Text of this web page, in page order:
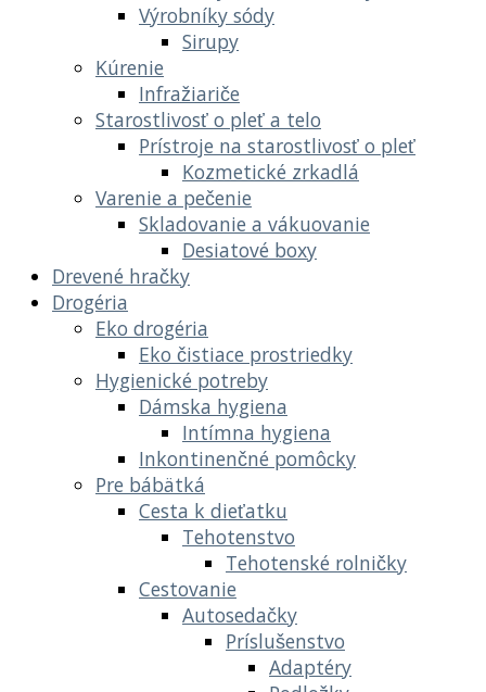
Výrobníky sódy
Sirupy
Kúrenie
Infražiariče
Starostlivosť o pleť a telo
Prístroje na starostlivosť o pleť
Kozmetické zrkadlá
Varenie a pečenie
Skladovanie a vákuovanie
Desiatové boxy
Drevené hračky
Drogéria
Eko drogéria
Eko čistiace prostriedky
Hygienické potreby
Dámska hygiena
Intímna hygiena
Inkontinenčné pomôcky
Pre bábätká
Cesta k dieťatku
Tehotenstvo
Tehotenské rolničky
Cestovanie
Autosedačky
Príslušenstvo
Adaptéry